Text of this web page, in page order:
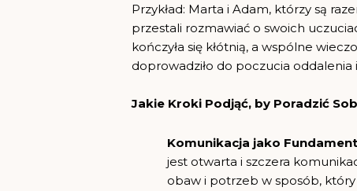
Przykład: Marta i Adam, którzy są
przestali rozmawiać o swoich
kończyła się kłótnią, a wspólne
doprowadziło do poczucia
Jakie Kroki Podjąć, by Poradzić
Komunikacja jako Fundament
jest otwarta i szczera
obaw i potrzeb w sposób,